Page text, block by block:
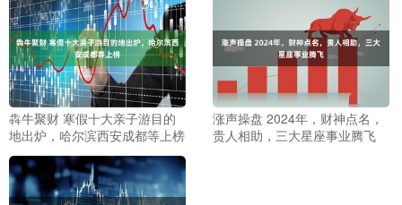
犇牛聚财 寒假十大亲子游目的
地出炉，哈尔滨西安成都等上榜
涨声操盘 2024年，财神点名，
贵人相助，三大星座事业腾飞